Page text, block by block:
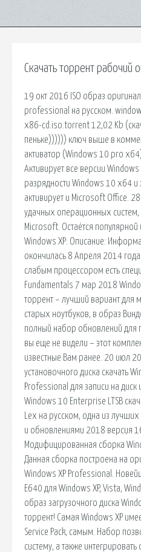
Скачать торрент рабочий
19 окт 2016 ISO образ
professional на русском.
x86-cd.iso.torrent 12,02 Kb
пеньке)))))) ключ выше в
активатор (Windows 10 pro
Активирует все версии
разрядности Windows 10 x64
активирует и Microsoft Office.
удачных операционных
Microsoft. Остаётся популярной
Windows XP: Описание:
окончилась 8 Апреля 2014
слабым процессором есть
Fundamentals 7 мар 2018
торрент – лучший вариант для
старых ноутбуков, в образ
полный набор обновлений для
вы еще не видели – этот
известные Вам ранее. 20 июл
установочного диска скачать
Professional для записи на диск
Windows 10 Enterprise LTSB
Lex на русском, одна из
и обновлениями 2018 версия
Модифицированная сборка
Данная сборка построена на
Windows XP Professional.
E640 для Windows XP, Vista,
образ загрузочного диска
торрент! Самая Windows XP
Service Pack, самым. Набор
систему, а также